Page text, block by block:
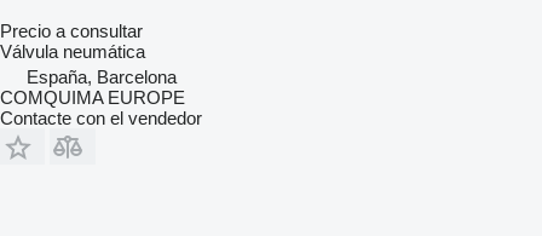
Precio a consultar
Válvula neumática
España, Barcelona
COMQUIMA EUROPE
Contacte con el vendedor